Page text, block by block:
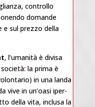
controllo
domande
e sul prezzo della
, l’umanità è divisa
società: la prima è
in una landa
vive in un’oasi iper-
della vita, inclusa la